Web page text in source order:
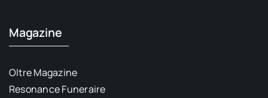
Magazine
Oltre Magazine
Resonance Funeraire